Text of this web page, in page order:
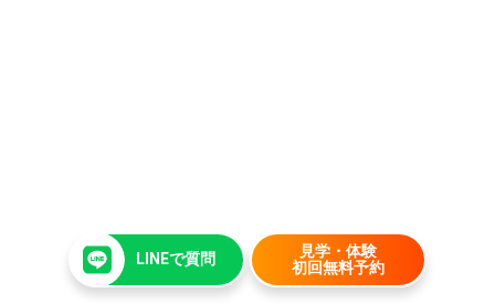
LINEで質問
見学・体験
初回無料予約